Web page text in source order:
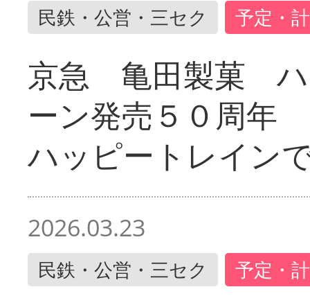
民鉄・公営・三セク 予定・
京急 亀田製菓 ハ
ーン発売５０周年
ハッピートレイン
2026.03.23
民鉄・公営・三セク 予定・